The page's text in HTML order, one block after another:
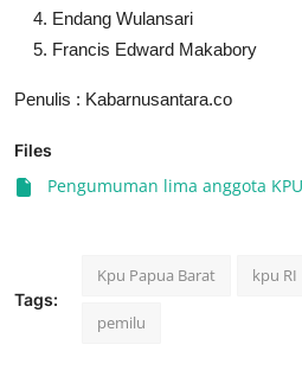
Endang Wulansari
Francis Edward Makabory
Penulis : Kabarnusantara.co
Files
Pengumuman lima anggota
Tags:
Kpu Papua Barat kpu RI
pemilu